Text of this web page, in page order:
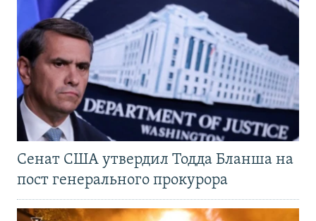
Сенат США утвердил Тодда Бланша на
пост генерального прокурора